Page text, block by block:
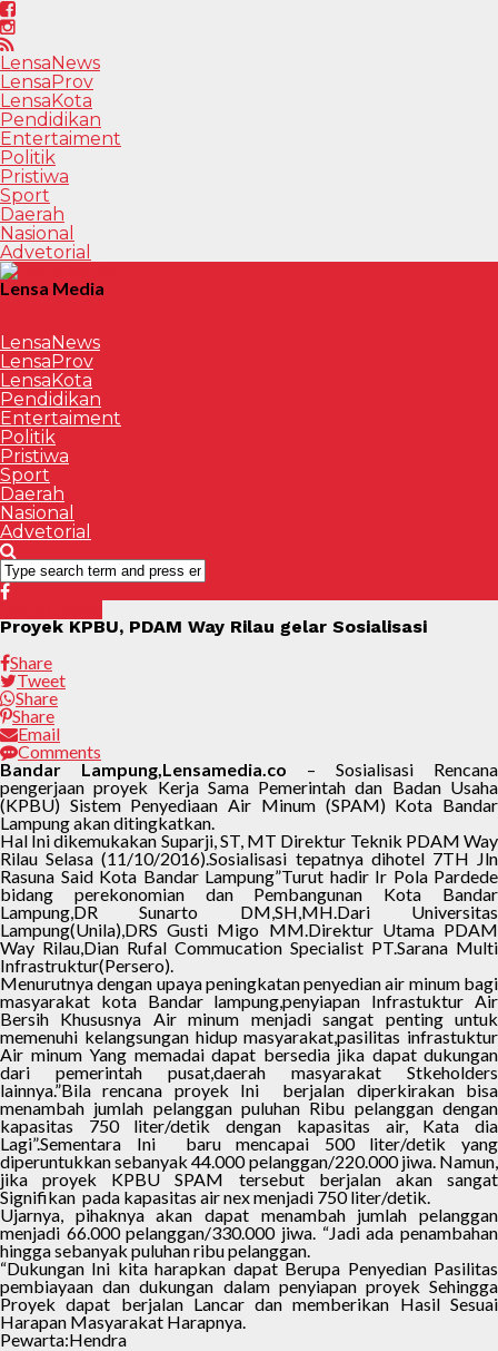
LensaNews
LensaProv
LensaKota
Pendidikan
Entertaiment
Politik
Pristiwa
Sport
Daerah
Nasional
Advetorial
Lensa Media
LensaNews
LensaProv
LensaKota
Pendidikan
Entertaiment
Politik
Pristiwa
Sport
Daerah
Nasional
Advetorial
Proyek KPBU, PDAM Way Rilau gelar Sosialisasi
Share
Tweet
Share
Share
Email
Comments
Bandar Lampung,Lensamedia.co – Sosialisasi Rencana
pengerjaan proyek Kerja Sama Pemerintah dan Badan Usaha
(KPBU) Sistem Penyediaan Air Minum (SPAM) Kota Bandar
Lampung akan ditingkatkan.
Hal Ini dikemukakan Suparji, ST, MT Direktur Teknik PDAM Way
Rilau Selasa (11/10/2016).Sosialisasi tepatnya dihotel 7TH Jln
Rasuna Said Kota Bandar Lampung”Turut hadir Ir Pola Pardede
bidang perekonomian dan Pembangunan Kota Bandar
Lampung,DR Sunarto DM,SH,MH.Dari Universitas
Lampung(Unila),DRS Gusti Migo MM.Direktur Utama PDAM
Way Rilau,Dian Rufal Commucation Specialist PT.Sarana Multi
Infrastruktur(Persero).
Menurutnya dengan upaya peningkatan penyedian air minum bagi
masyarakat kota Bandar lampung,penyiapan Infrastuktur Air
Bersih Khususnya Air minum menjadi sangat penting untuk
memenuhi kelangsungan hidup masyarakat,pasilitas infrastuktur
Air minum Yang memadai dapat bersedia jika dapat dukungan
dari pemerintah pusat,daerah masyarakat Stkeholders
lainnya.”Bila rencana proyek Ini berjalan diperkirakan bisa
menambah jumlah pelanggan puluhan Ribu pelanggan dengan
kapasitas 750 liter/detik dengan kapasitas air, Kata dia
Lagi”.Sementara Ini baru mencapai 500 liter/detik yang
diperuntukkan sebanyak 44.000 pelanggan/220.000 jiwa. Namun,
jika proyek KPBU SPAM tersebut berjalan akan sangat
Signifikan pada kapasitas air nex menjadi 750 liter/detik.
Ujarnya, pihaknya akan dapat menambah jumlah pelanggan
menjadi 66.000 pelanggan/330.000 jiwa. “Jadi ada penambahan
hingga sebanyak puluhan ribu pelanggan.
“Dukungan Ini kita harapkan dapat Berupa Penyedian Pasilitas
pembiayaan dan dukungan dalam penyiapan proyek Sehingga
Proyek dapat berjalan Lancar dan memberikan Hasil Sesuai
Harapan Masyarakat Harapnya.
Pewarta:Hendra